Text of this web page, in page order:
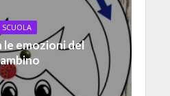
SCUOLA
le emozioni del